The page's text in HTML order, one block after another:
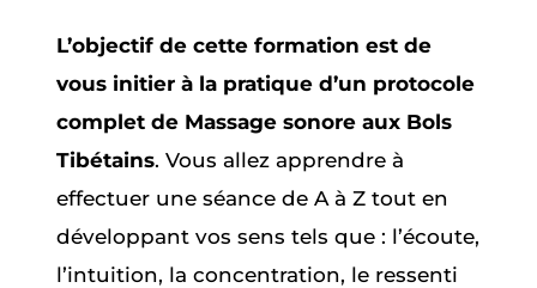
L’objectif de cette formation est de
vous initier à la pratique d’un protocole
complet de Massage sonore aux Bols
Tibétains. Vous allez apprendre à
effectuer une séance de A à Z tout en
développant vos sens tels que : l’écoute,
l’intuition, la concentration, le ressenti